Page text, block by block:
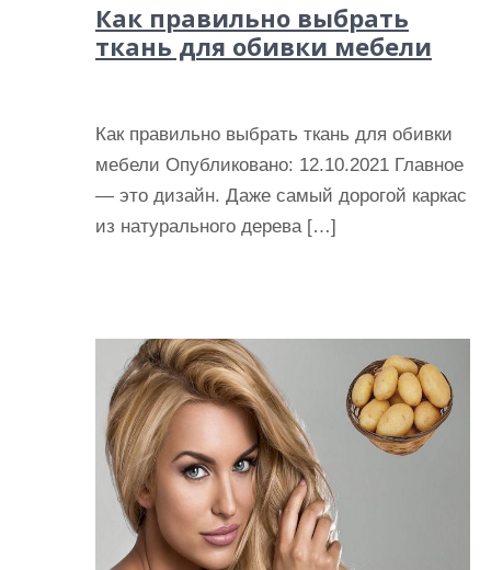
Как правильно выбрать
ткань для обивки мебели
Как правильно выбрать ткань для обивки
мебели Опубликовано: 12.10.2021 Главное
— это дизайн. Даже самый дорогой каркас
из натурального дерева […]